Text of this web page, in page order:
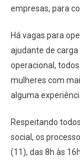
empresas, para
Há vagas para
ajudante de
operacional,
mulheres com
alguma
Respeitando
social, os
(11), das 8h às